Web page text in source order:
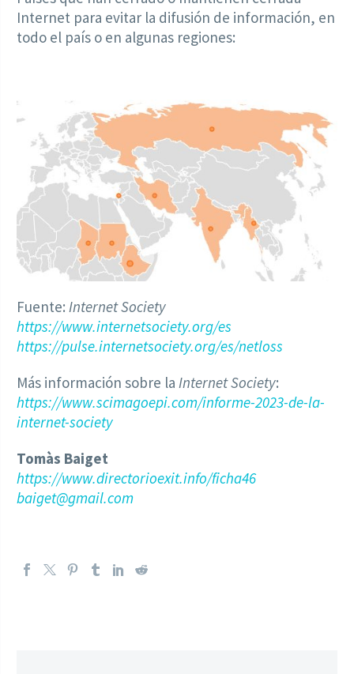
Internet para evitar la difusión de información, en
todo el país o en algunas regiones:
Fuente: Internet Society
https://www.internetsociety.org/es
https://pulse.internetsociety.org/es/netloss
Más información sobre la Internet Society:
https://www.scimagoepi.com/informe-2023-de-la-
internet-society
Tomàs Baiget
https://www.directorioexit.info/ficha46
baiget@gmail.com